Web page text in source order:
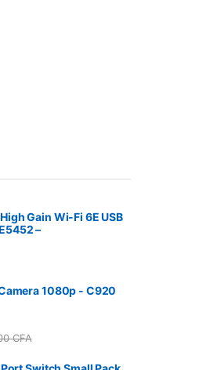
Gain Wi-Fi 6E USB
–
1080p - C920
CFA